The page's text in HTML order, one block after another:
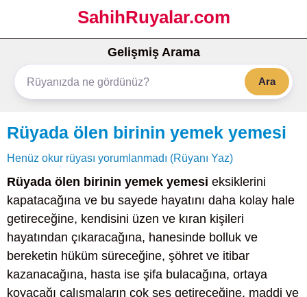
SahihRuyalar.com
Gelişmiş Arama
Ara
Rüyada ölen birinin yemek yemesi
Henüz okur rüyası yorumlanmadı (Rüyanı Yaz)
Rüyada ölen birinin yemek yemesi eksiklerini
kapatacağına ve bu sayede hayatını daha kolay hale
getireceğine, kendisini üzen ve kıran kişileri
hayatından çıkaracağına, hanesinde bolluk ve
bereketin hüküm süreceğine, şöhret ve itibar
kazanacağına, hasta ise şifa bulacağına, ortaya
koyacağı çalışmaların çok ses getireceğine, maddi ve